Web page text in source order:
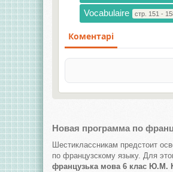
Vocabulaire стр. 151 -
Новая программа по
Шестиклассникам предстоит
по французскому языку. Для
французька мова 6 клас Ю.М.